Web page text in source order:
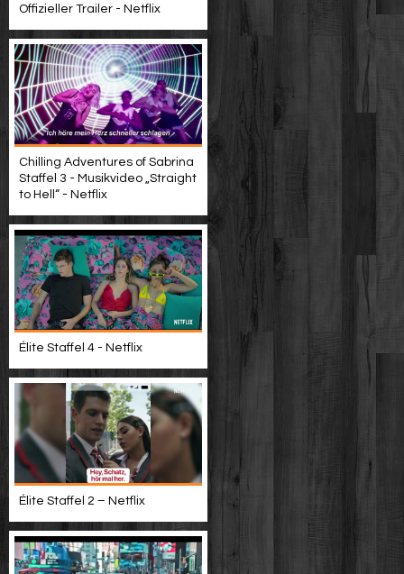
Offizieller Trailer - Netflix
Chilling Adventures of Sabrina
Staffel 3 - Musikvideo „Straight
to Hell“ - Netflix
Élite Staffel 4 - Netflix
Élite Staffel 2 – Netflix